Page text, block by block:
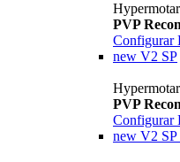
PVP
Configurar
new V2 SP
PVP
Configurar
new V2 SP